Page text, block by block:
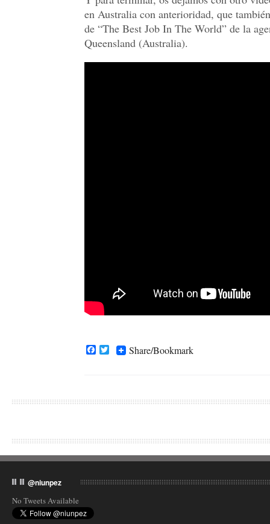
en Australia con anterioridad, que
de “The Best Job In The World” de la
Queensland (Australia).
Facebook
TwitterShare/Bookmark
@niunpez
No Tweets Available